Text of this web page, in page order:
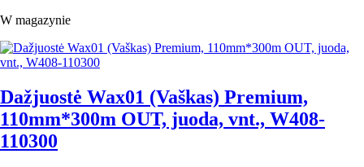
W magazynie
Dažjuostė Wax01 (Vaškas) Premium,
110mm*300m OUT, juoda, vnt., W408-
110300